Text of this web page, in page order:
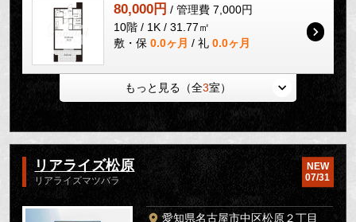
80,000円 / 管理費 7,000円
10階 / 1K / 31.77㎡
敷・保 0.0ヶ月 / 礼 0.0ヶ月
もっと見る（全3室）
リアライズ松原
リアライズマツバラ
NEW
07/31
愛知県名古屋市中区松原２丁目